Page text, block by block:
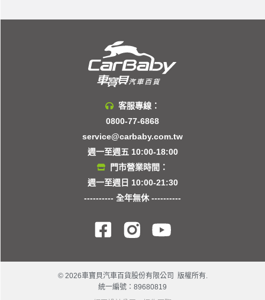
客服專線：
0800-77-6868
service@carbaby.com.tw
週一至週五 10:00-18:00
門市營業時間：
週一至週日 10:00-21:30
---------- 全年無休 ----------
© 2026車寶貝汽車百貨股份有限公司 版權所有.
統一編號：89680819